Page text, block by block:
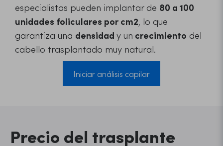
especialistas pueden implantar de 80 a 100
unidades foliculares por cm2, lo que
garantiza una densidad y un crecimiento del
cabello trasplantado muy natural.
Iniciar análisis capilar
Precio del trasplante